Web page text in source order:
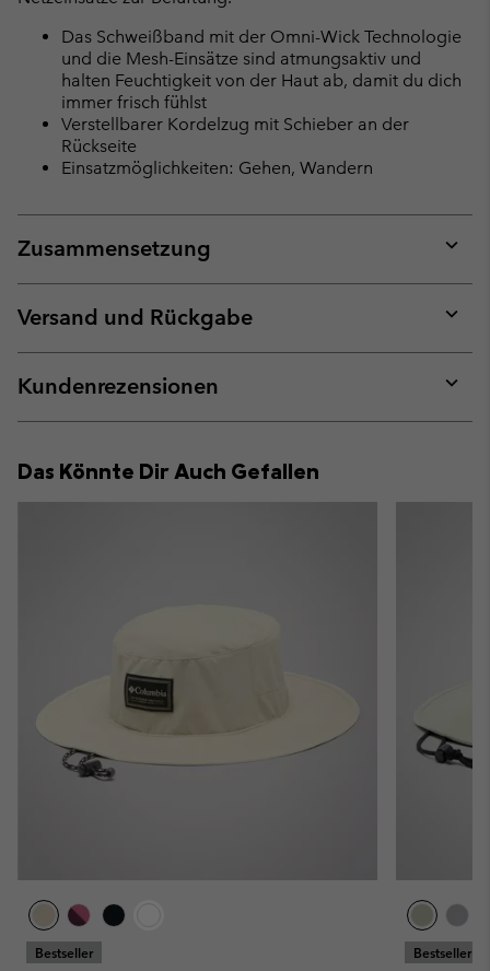
Das Schweißband mit der Omni-Wick Technologie
und die Mesh-Einsätze sind atmungsaktiv und
halten Feuchtigkeit von der Haut ab, damit du dich
immer frisch fühlst
Verstellbarer Kordelzug mit Schieber an der
Rückseite
Einsatzmöglichkeiten: Gehen, Wandern
Zusammensetzung
or
Versand und Rückgabe
or
Kundenrezensionen
or
Das Könnte Dir Auch Gefallen
Bestseller Bestseller